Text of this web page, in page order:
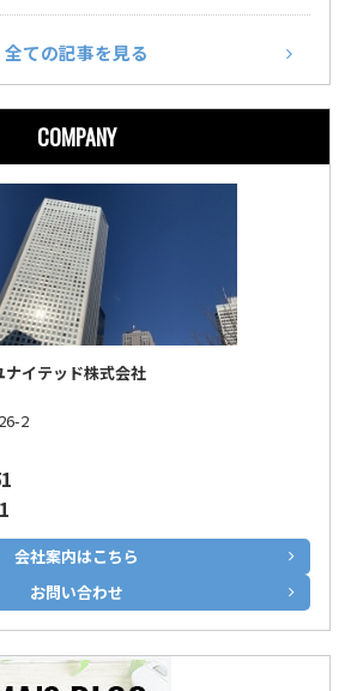
全ての記事を見る
COMPANY
イテッド株式会社
2
会社案内はこちら
お問い合わせ